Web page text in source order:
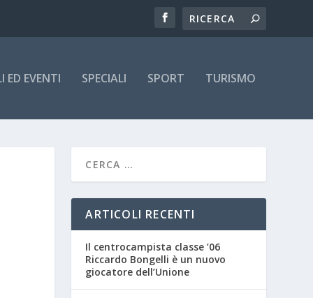
ED EVENTI SPECIALI SPORT TURISMO
ARTICOLI RECENTI
Il centrocampista classe ’06
Riccardo Bongelli è un nuovo
giocatore dell’Unione